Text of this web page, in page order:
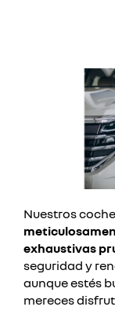
Nuestros
exhaustivas
seguridad y
aunque estés
mereces